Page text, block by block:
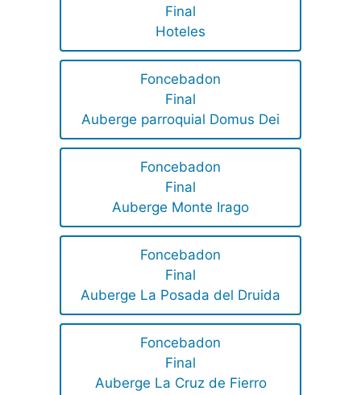
Final
Hoteles
Foncebadon
Final
Auberge parroquial Domus Dei
Foncebadon
Final
Auberge Monte Irago
Foncebadon
Final
Auberge La Posada del Druida
Foncebadon
Final
Auberge La Cruz de Fierro